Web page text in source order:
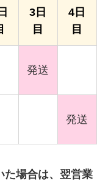
3日
目
4日
目
発送
発送
た場合は、翌営業